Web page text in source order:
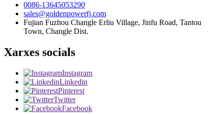
0086-13645053290
sales@goldenpowerfj.com
Fujian Fuzhou Changle Erliu Village, Jinfu Road, Tantou
Town, Changle Dist.
Xarxes socials
Instagram
Linkedin
Pinterest
Twitter
Facebook